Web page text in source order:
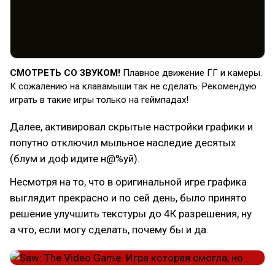
СМОТРЕТЬ СО ЗВУКОМ! Плавное движение ГГ и камеры.
К сожалению на клавамыши так не сделать. Рекомендую
играть в такие игры только на геймпадах!
Далее, активировал скрытые настройки графики и
попутно отключил мыльное наследие десятых
(блум и доф идите н@%уй).
Несмотря на то, что в оригинальной игре графика
выглядит прекрасно и по сей день, было принято
решение улучшить текстуры до 4К разрешения, ну
а что, если могу сделать, почему бы и да.